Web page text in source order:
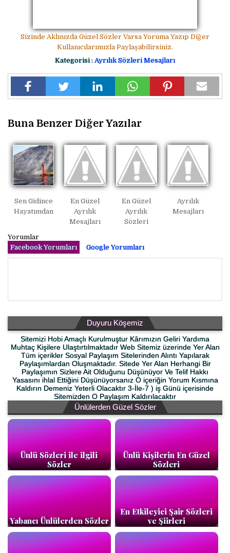
Sizinde Aklınızda Güzel Sözler Varsa Yoruma Yazıp Diğer
Kullanıcılarımızla Paylaşabilirsiniz.
Kategorisi : Ayrılık Sözleri Mesajları
Buna Benzer Diğer Yazılar
Sen Gidince
Hayatımdan
En Güzel
Ayrılık
Mesajları
En Güzel
Ayrılık
Sözleri
Ayrılık
Mesajları
Yorumlar
Facebook Yorumları
Google Yorumları
Duyuru Köşemiz
Sitemizi Hobi Amaçlı Kurulmuştur Kârımızın Geliri Yardıma
Muhtaç Kişilere Ulaştırtılmaktadır Web Sitemiz üzerinde Yer Alan
Tüm içerikler Sosyal Paylaşım Sitelerinden Alıntı Yapılarak
Paylaşımlardan Oluşmaktadır. Sitede Yer Alan Herhangi Bir
Paylaşımın Sizlere Ait Olduğunu Düşünüyor Ve Telif Hakkı
Yasasını ihlal Ettiğini Düşünüyorsanız O içeriğin Yorum Kısmına
Kaldırın Demeniz Yeterli Olacaktır 3-İle-7 ) iş Günü içerisinde
Sitemizden O Paylaşım Kaldırılacaktır
Ünlülerden Güzel Sözler
Ünlü Sözleri ile ilgili
Sözler
Ünlü Kişilerin En Güzel
Sözleri
Yabancı Ünlülerden Sözler
En Etkileyici Şair Sözleri
ve Şiirleri